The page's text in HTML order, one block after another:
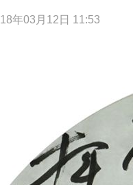
经济 军事
新兵请入列
2026年冬奥会
生活体育大会 体育
年03月12日 11:53